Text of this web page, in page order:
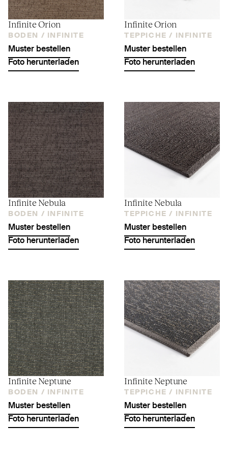
Infinite Orion
BODEN / INFINITE
Muster bestellen
Foto herunterladen
Infinite Orion
TEPPICHE / INFINITE
Muster bestellen
Foto herunterladen
Infinite Nebula
BODEN / INFINITE
Muster bestellen
Foto herunterladen
Infinite Nebula
TEPPICHE / INFINITE
Muster bestellen
Foto herunterladen
Infinite Neptune
BODEN / INFINITE
Muster bestellen
Foto herunterladen
Infinite Neptune
TEPPICHE / INFINITE
Muster bestellen
Foto herunterladen